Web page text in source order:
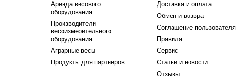
Аренда весового
оборудования
Производители
весоизмерительного
оборудования
Аграрные весы
Продукты для партнеров
Доставка и оплата
Обмен и возврат
Соглашение пользователя
Правила
Сервис
Статьи и новости
Отзывы